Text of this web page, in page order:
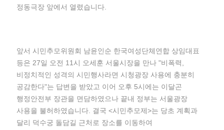
정동극장 앞에서 열렸습니다.
앞서 시민추모위원회 남윤인순 한국여성단체연합 상임대표
등은 27일 오전 11시 오세훈 서울시장을 만나 "비폭력,
비정치적인 성격의 시민행사라면 시청광장 사용에 충분히
공감한다"는 답변을 받았고 이어 오후 5시에는 이달곤
행정안전부 장관을 면담하였으나 끝내 정부는 서울광장
사용을 불허하였습니다. 결국 <시민추모제>는 당초 계획과
달리 덕수궁 돌담길 근처로 장소를 이동하여